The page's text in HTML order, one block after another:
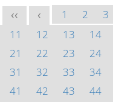
<< < 1 2 3
11
12 13 14
21
22 23 24
31
32 33 34
41
42 43 44